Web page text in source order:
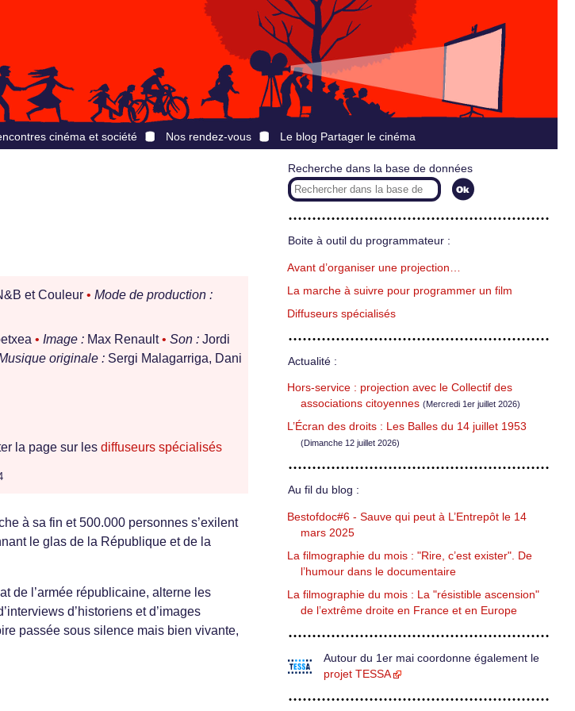
cinéma et société Nos rendez-vous Le blog Partager le cinéma
et Couleur • Mode de production :
• Image : Max Renault• Son : Jordi
originale : Sergi Malagarriga, Dani
la page sur les diffuseurs spécialisés
à sa fin et 500.000 personnes s’exilent
le glas de la République et de la
de l’armée républicaine, alterne les
d’historiens et d’images
passée sous silence mais bien vivante,
Recherche dans la base de données
Boite à outil du programmateur :
Avant d’organiser une projection…
La marche à suivre pour programmer un film
Diffuseurs spécialisés
Actualité :
Hors-service : projection avec le Collectif des
associations citoyennes (Mercredi 1er juillet 2026)
L’Écran des droits : Les Balles du 14 juillet 1953
(Dimanche 12 juillet 2026)
Au fil du blog :
Bestofdoc#6 - Sauve qui peut à L’Entrepôt le 14
mars 2025
La filmographie du mois : "Rire, c’est exister". De
l’humour dans le documentaire
La filmographie du mois : La "résistible ascension"
de l’extrême droite en France et en Europe
Autour du 1er mai coordonne également le
projet TESSA